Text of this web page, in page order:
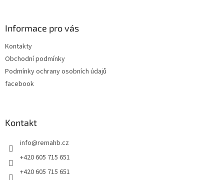
Informace pro vás
Kontakty
Obchodní podmínky
Podmínky ochrany osobních údajů
facebook
Kontakt
info@remahb.cz
+420 605 715 651
+420 605 715 651